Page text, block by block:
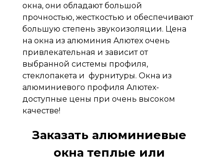
окна, они обладают большой
прочностью, жесткостью и обеспечивают
большую степень звукоизоляции. Цена
на окна из алюминия Алютех очень
привлекательная и зависит от
выбранной системы профиля,
стеклопакета и фурнитуры. Окна из
алюминиевого профиля Алютех-
доступные цены при очень высоком
качестве!
Заказать алюминиевые
окна теплые или